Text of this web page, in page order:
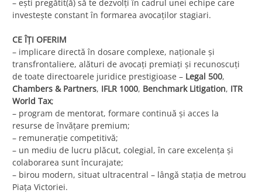
– ești pregătit(ă) să te dezvolți în cadrul unei echipe care
investește constant în formarea avocaților stagiari.
CE ÎȚI OFERIM
– implicare directă în dosare complexe, naționale și
transfrontaliere, alături de avocați premiați și recunoscuți
de toate directoarele juridice prestigioase – Legal 500,
Chambers & Partners, IFLR 1000, Benchmark Litigation, ITR
World Tax;
– program de mentorat, formare continuă și acces la
resurse de învățare premium;
– remunerație competitivă;
– un mediu de lucru plăcut, colegial, în care excelența și
colaborarea sunt încurajate;
– birou modern, situat ultracentral – lângă stația de metrou
Piața Victoriei.